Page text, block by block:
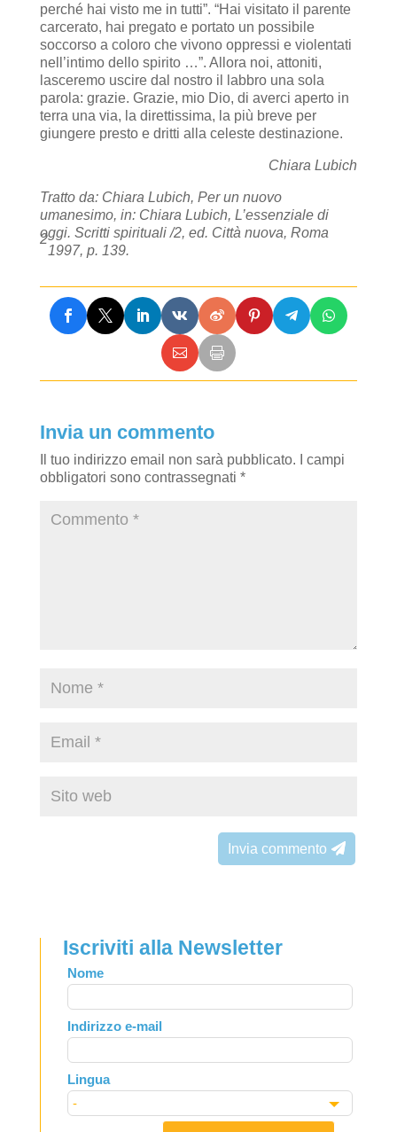
perché hai visto me in tutti”. “Hai visitato il parente
carcerato, hai pregato e portato un possibile
soccorso a coloro che vivono oppressi e violentati
nell’intimo dello spirito …”. Allora noi, attoniti,
lasceremo uscire dal nostro il labbro una sola
parola: grazie. Grazie, mio Dio, di averci aperto in
terra una via, la direttissima, la più breve per
giungere presto e dritti alla celeste destinazione.
Chiara Lubich
Tratto da: Chiara Lubich, Per un nuovo
umanesimo, in: Chiara Lubich, L’essenziale di
oggi. Scritti spirituali /2, ed. Città nuova, Roma
2
1997, p. 139.
Invia un commento
Il tuo indirizzo email non sarà pubblicato.
I campi
obbligatori sono contrassegnati *
Invia commento
Iscriviti alla Newsletter
Leave
this
field
blank
Nome
Indirizzo e-mail
Lingua